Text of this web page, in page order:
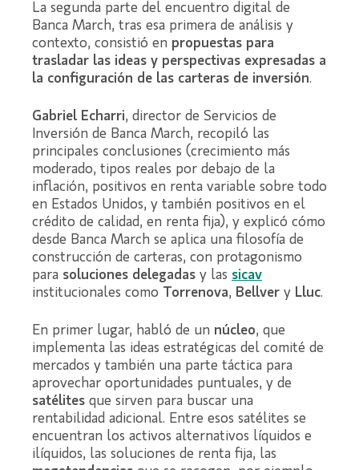
La segunda parte del encuentro digital de
Banca March, tras esa primera de análisis y
contexto, consistió en propuestas para
trasladar las ideas y perspectivas expresadas a
la configuración de las carteras de inversión.
Gabriel Echarri, director de Servicios de
Inversión de Banca March, recopiló las
principales conclusiones (crecimiento más
moderado, tipos reales por debajo de la
inflación, positivos en renta variable sobre todo
en Estados Unidos, y también positivos en el
crédito de calidad, en renta fija), y explicó cómo
desde Banca March se aplica una filosofía de
construcción de carteras, con protagonismo
para soluciones delegadas y las sicav
institucionales como
Torrenova, Bellver y Lluc.
En primer lugar, habló de un núcleo, que
implementa las ideas estratégicas del comité de
mercados y también una parte táctica para
aprovechar oportunidades puntuales, y de
satélites que sirven para buscar una
rentabilidad adicional. Entre esos satélites se
encuentran los activos alternativos líquidos e
ilíquidos, las soluciones de renta fija, las